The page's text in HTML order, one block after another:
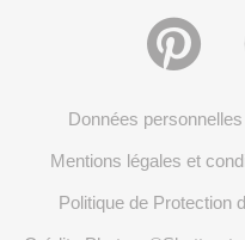
Données
Mentions légales et
Politique de Protection